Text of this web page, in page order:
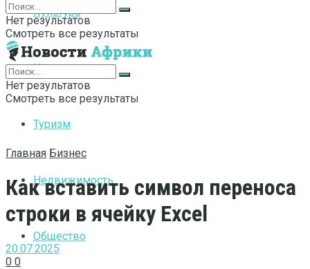
Культура
Интернет
Туризм
Недвижимость
Общество
Нет результатов
Смотреть все результаты
Нет результатов
Смотреть все результаты
Главная Бизнес
Как вставить символ переноса
строки в ячейку Excel
20.07.2025
0 0